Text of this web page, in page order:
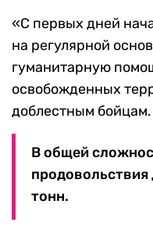
«С первых дней
на регулярной
гуманитарную
освобожденных
доблестным бойцам.
В общей
тонн.